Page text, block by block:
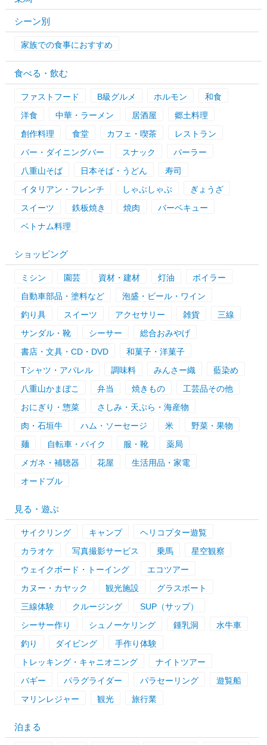
シーン別
家族での食事におすすめ
食べる・飲む
ファストフード B級グルメ ホルモン
和食
洋食
中華・ラーメン 居酒屋
郷土料理
創作料理
食堂 カフェ・喫茶
レストラン
バー・ダイニングバー
スナック
パーラー
八重山そば
日本そば・うどん
寿司
イタリアン・フレンチ
しゃぶしゃぶ
ぎょうざ
スイーツ
鉄板焼き 焼肉
バーベキュー
ベトナム料理
ショッピング
ミシン 園芸 資材・建材 灯油
ボイラー
自動車部品・塗料など
泡盛・ビール・ワイン
釣り具
スイーツ アクセサリー 雑貨
三線
サンダル・靴
シーサー
総合おみやげ
書店・文具・CD・DVD
和菓子・洋菓子
Tシャツ・アパレル
調味料 みんさー織
藍染め
八重山かまぼこ
弁当 焼きもの
工芸品その他
おにぎり・惣菜
さしみ・天ぷら・海産物
肉・石垣牛
ハム・ソーセージ 米
野菜・果物
麺
自転車・バイク 服・靴
薬局
メガネ・補聴器
花屋
生活用品・家電
オードブル
見る・遊ぶ
サイクリング キャンプ
ヘリコプター遊覧
カラオケ
写真撮影サービス 乗馬
星空観察
ウェイクボード・トーイング
エコツアー
カヌー・カヤック
観光施設
グラスボート
三線体験
クルージング
SUP（サップ）
シーサー作り
シュノーケリング 鍾乳洞
水牛車
釣り
ダイビング
手作り体験
トレッキング・キャニオニング
ナイトツアー
バギー
パラグライダー パラセーリング
遊覧船
マリンレジャー
観光 旅行業
泊まる